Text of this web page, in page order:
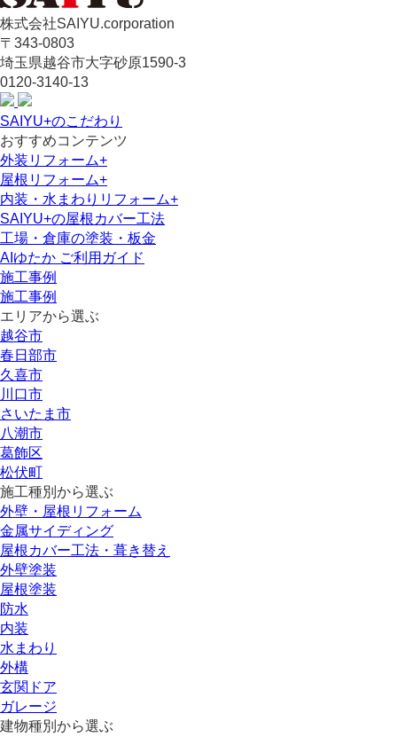
株式会社SAIYU.corporation
〒343-0803
埼玉県越谷市大字砂原1590-3
0120-3140-13
SAIYU+のこだわり
おすすめコンテンツ
外装リフォーム+
屋根リフォーム+
内装・水まわりリフォーム+
SAIYU+の屋根カバー工法
工場・倉庫の塗装・板金
AIゆたか ご利用ガイド
施工事例
施工事例
エリアから選ぶ
越谷市
春日部市
久喜市
川口市
さいたま市
八潮市
葛飾区
松伏町
施工種別から選ぶ
外壁・屋根リフォーム
金属サイディング
屋根カバー工法・葺き替え
外壁塗装
屋根塗装
防水
内装
水まわり
外構
玄関ドア
ガレージ
建物種別から選ぶ